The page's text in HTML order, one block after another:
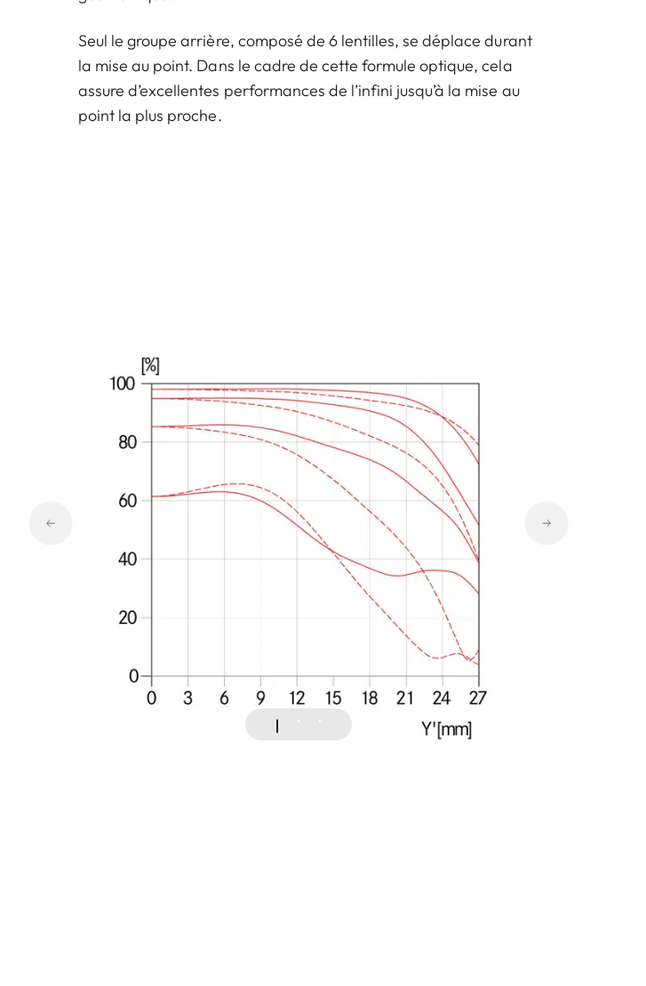
Seul le groupe arrière, composé de 6 lentilles, se déplace durant
la mise au point. Dans le cadre de cette formule optique, cela
assure d’excellentes performances de l’infini jusqu’à la mise au
point la plus proche.